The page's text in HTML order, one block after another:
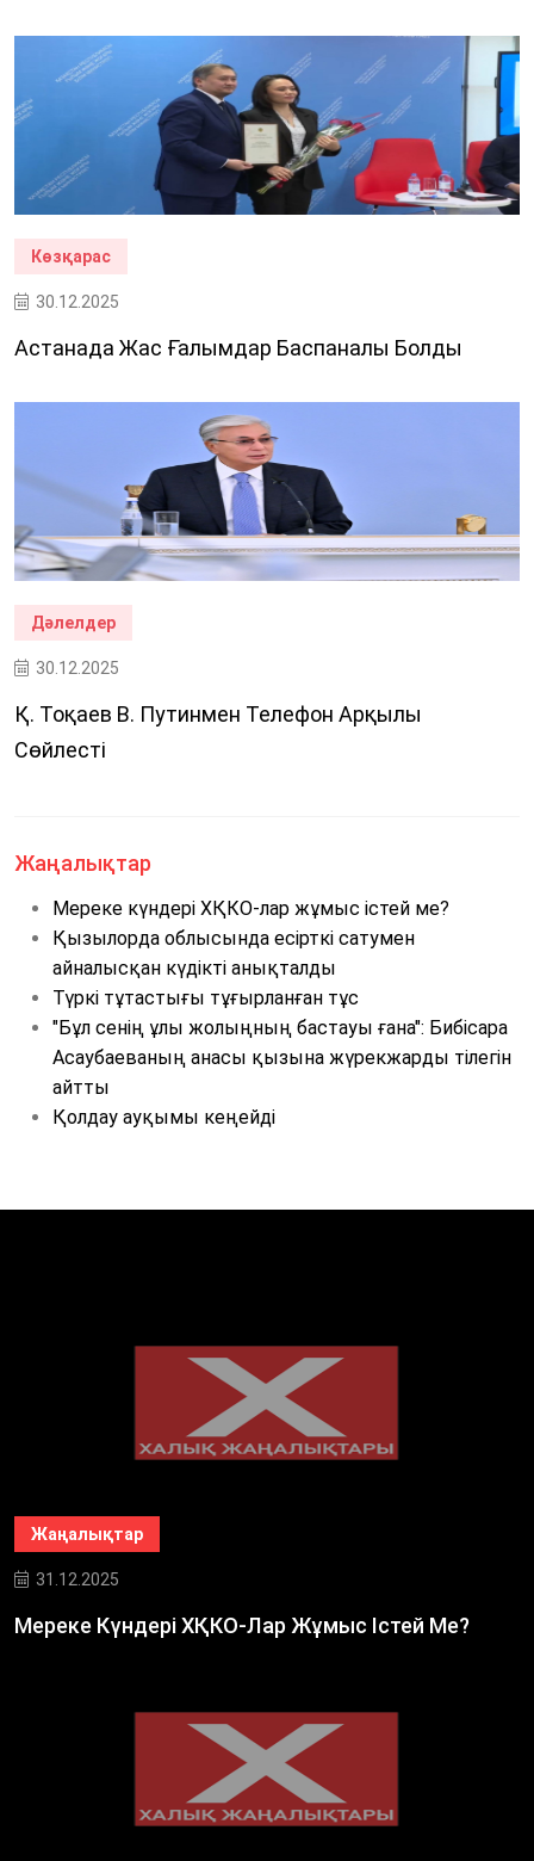
Көзқарас
30.12.2025
Астанада Жас Ғалымдар Баспаналы Болды
Дәлелдер
30.12.2025
Қ. Тоқаев В. Путинмен Телефон Арқылы
Сөйлесті
Жаңалықтар
Мереке күндері ХҚКО-лар жұмыс істей ме?
Қызылорда облысында есірткі сатумен
айналысқан күдікті анықталды
Түркі тұтастығы тұғырланған тұс
"Бұл сенің ұлы жолыңның бастауы ғана": Бибісара
Асаубаеваның анасы қызына жүрекжарды тілегін
айтты
Қолдау ауқымы кеңейді
Жаңалықтар
31.12.2025
Мереке Күндері ХҚКО-Лар Жұмыс Істей Ме?